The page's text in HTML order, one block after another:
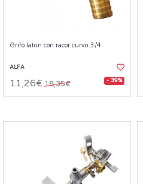
Grifo laton con racor curvo 3/4
ALFA
11,26€ 18,35€ - 39%